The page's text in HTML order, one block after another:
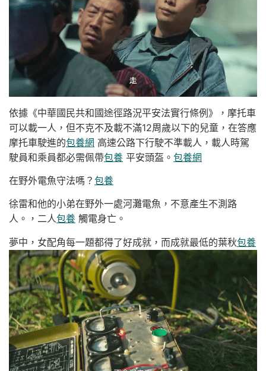
依據《中華國民共和國途徑路況平安法實行條例》，摩托車
可以載一人，但不克不及載不滿12周歲以下的兒童，在答應
摩托車駛進的包養網 高速公路下行駛不準載人，載人時駕
駛員和乘員都必需佩帶包養 平安頭盔。 包養網
在野外電魚守法嗎？ 包養
徐雷和他的小弟在野外一處河灘電魚，不意產生不測路
人。，二人包養 觸電身亡。
夢中，女配角每一題都得了好成就，而成就最低的葉秋包養